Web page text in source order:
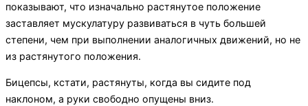
показывают, что изначально растянутое положение
заставляет мускулатуру развиваться в чуть большей
степени, чем при выполнении аналогичных движений, но не
из растянутого положения.
Бицепсы, кстати, растянуты, когда вы сидите под
наклоном, а руки свободно опущены вниз.